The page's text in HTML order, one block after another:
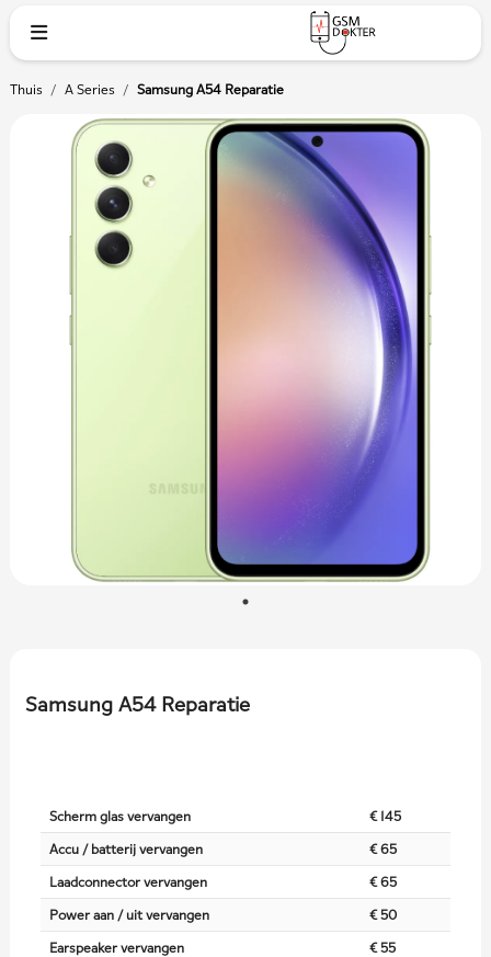
Thuis / A Series / Samsung A54 Reparatie
Samsung A54 Reparatie
Scherm glas vervangen
€ 145
Accu / batterij vervangen
€ 65
Laadconnector vervangen
€ 65
Power aan / uit vervangen
€ 50
Earspeaker vervangen
€ 55